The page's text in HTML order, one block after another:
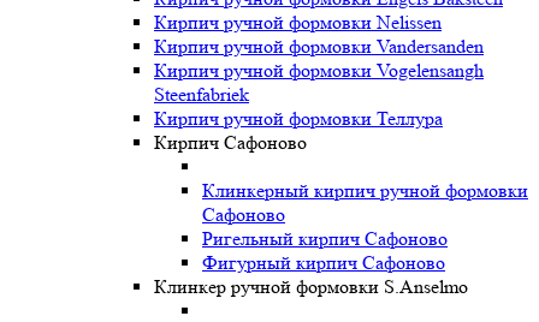
Кирпич ручной формовки Nelissen
Кирпич ручной формовки Vandersanden
Кирпич ручной формовки Vogelensangh
Steenfabriek
Кирпич ручной формовки Теллура
Кирпич Сафоново
Клинкерный кирпич ручной формовки
Сафоново
Ригельный кирпич Сафоново
Фигурный кирпич Сафоново
Клинкер ручной формовки S.Anselmo